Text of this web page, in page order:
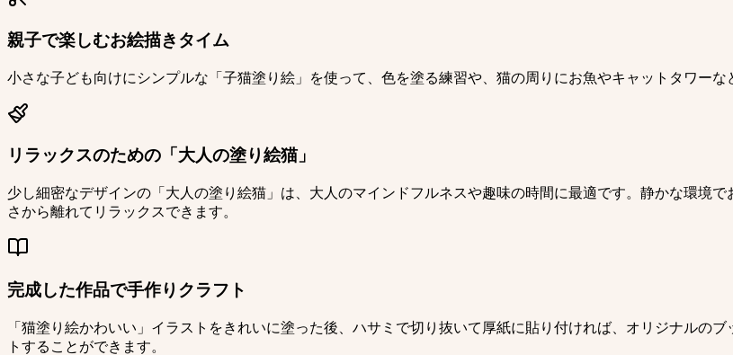
親子で楽しむお絵描きタイム
小さな子ども向けにシンプルな「子猫塗り絵」を使って、色を塗る練習や、猫の周りにお魚やキャットタワー
リラックスのための「大人の塗り絵猫」
少し細密なデザインの「大人の塗り絵猫」は、大人のマインドフルネスや趣味の時間に最適です。静かな環境
さから離れてリラックスできます。
完成した作品で手作りクラフト
「猫塗り絵かわいい」イラストをきれいに塗った後、ハサミで切り抜いて厚紙に貼り付ければ、オリジナルの
トすることができます。